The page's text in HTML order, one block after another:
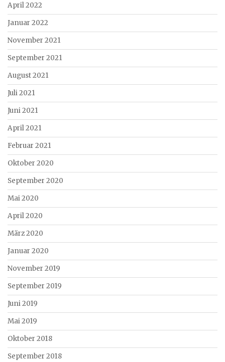
April 2022
Januar 2022
November 2021
September 2021
August 2021
Juli 2021
Juni 2021
April 2021
Februar 2021
Oktober 2020
September 2020
Mai 2020
April 2020
März 2020
Januar 2020
November 2019
September 2019
Juni 2019
Mai 2019
Oktober 2018
September 2018